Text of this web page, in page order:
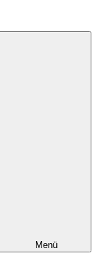
Menü